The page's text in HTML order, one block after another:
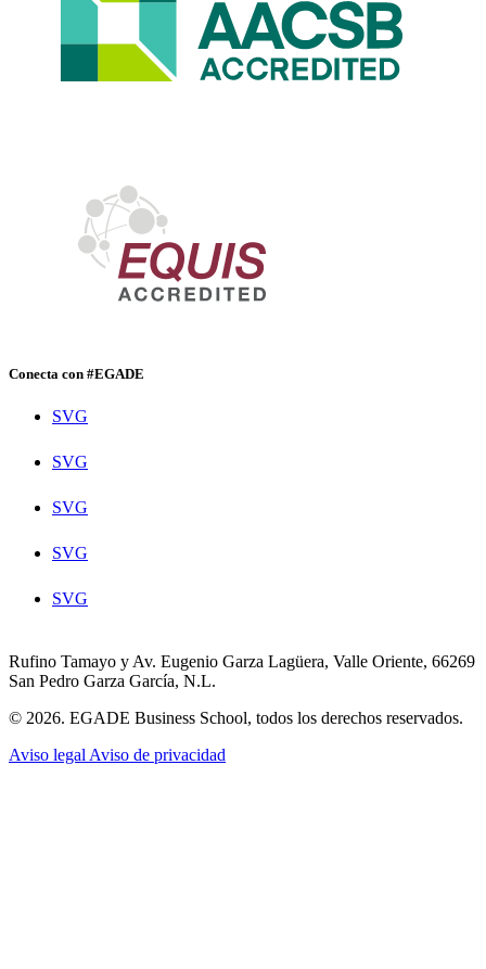
Conecta con #EGADE
SVG
SVG
SVG
SVG
SVG
Rufino Tamayo y Av. Eugenio Garza Lagüera, Valle Oriente, 66269
San Pedro Garza García, N.L.
© 2026. EGADE Business School, todos los derechos reservados.
Aviso legal Aviso de privacidad